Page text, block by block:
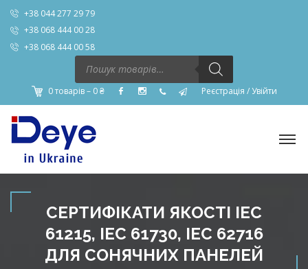
+38 044 277 29 79
+38 068 444 00 28
+38 068 444 00 58
Пошук
товарів
0 товарів – 0₴ Реєстрація /Увійти
СЕРТИФІКАТИ ЯКОСТІ IEC
61215, IEC 61730, IEC 62716
ДЛЯ СОНЯЧНИХ ПАНЕЛЕЙ